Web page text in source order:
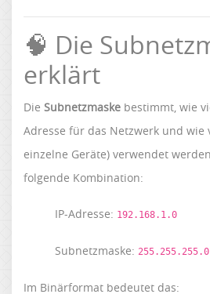
🧠 Die
erklärt
Die Subnetzmaske bestimmt, wie
Adresse für das Netzwerk und wie
einzelne Geräte) verwendet
folgende Kombination:
IP-Adresse: 192.168.1.0
Subnetzmaske: 255.255.255.0
Im Binärformat bedeutet das: